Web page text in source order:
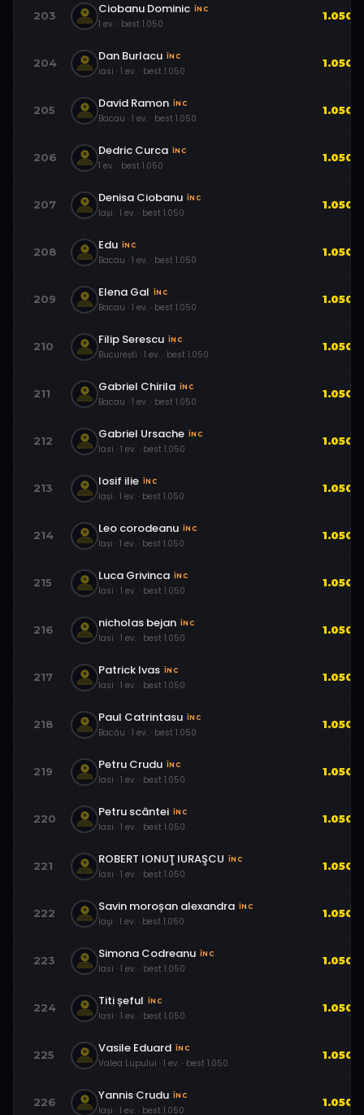
203 Ciobanu Dominic ÎNC
1 ev. · best 1.050
1.050
204 Dan Burlacu ÎNC
iasi · 1 ev. · best 1.050
1.050
205 David Ramon ÎNC
Bacau · 1 ev. · best 1.050
1.050
206 Dedric Curca ÎNC
1 ev. · best 1.050
1.050
207 Denisa Ciobanu ÎNC
Iași · 1 ev. · best 1.050
1.050
208 Edu ÎNC
Bacau · 1 ev. · best 1.050
1.050
209 Elena Gal ÎNC
Bacau · 1 ev. · best 1.050
1.050
210 Filip Serescu ÎNC
București · 1 ev. · best 1.050
1.050
211 Gabriel Chirila ÎNC
Bacau · 1 ev. · best 1.050
1.050
212 Gabriel Ursache ÎNC
Iasi · 1 ev. · best 1.050
1.050
213 Iosif ilie ÎNC
Iași · 1 ev. · best 1.050
1.050
214 Leo corodeanu ÎNC
Iași · 1 ev. · best 1.050
1.050
215 Luca Grivinca ÎNC
Iasi · 1 ev. · best 1.050
1.050
216 nicholas bejan ÎNC
Iasi · 1 ev. · best 1.050
1.050
217 Patrick Ivas ÎNC
Iasi · 1 ev. · best 1.050
1.050
218 Paul Catrintasu ÎNC
Bacău · 1 ev. · best 1.050
1.050
219 Petru Crudu ÎNC
Iasi · 1 ev. · best 1.050
1.050
220 Petru scântei ÎNC
Iasi · 1 ev. · best 1.050
1.050
221 ROBERT IONUŢ IURAŞCU ÎNC
Iasi · 1 ev. · best 1.050
1.050
222 Savin moroșan alexandra ÎNC
Iaşi · 1 ev. · best 1.050
1.050
223 Simona Codreanu ÎNC
Iasi · 1 ev. · best 1.050
1.050
224 Titi șeful ÎNC
Iasi · 1 ev. · best 1.050
1.050
225 Vasile Eduard ÎNC
Valea Lupului · 1 ev. · best 1.050
1.050
226 Yannis Crudu ÎNC
Iași · 1 ev. · best 1.050
1.050